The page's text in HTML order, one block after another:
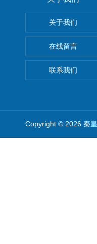
关于我们
在线留言
联系我们
Copyright © 2026 秦